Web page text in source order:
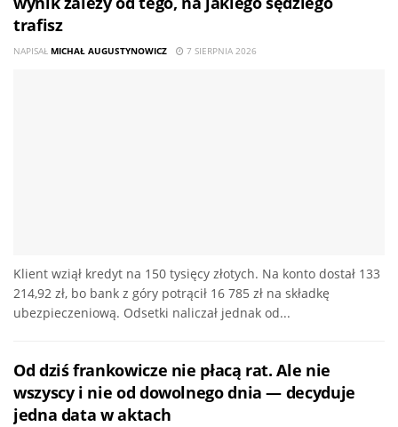
trafisz
NAPISAŁ MICHAŁ AUGUSTYNOWICZ 7 SIERPNIA 2026
Klient wziął kredyt na 150 tysięcy złotych. Na konto dostał 133
214,92 zł, bo bank z góry potrącił 16 785 zł na składkę
ubezpieczeniową. Odsetki naliczał jednak od...
Od dziś frankowicze nie płacą rat. Ale nie
wszyscy i nie od dowolnego dnia — decyduje
jedna data w aktach